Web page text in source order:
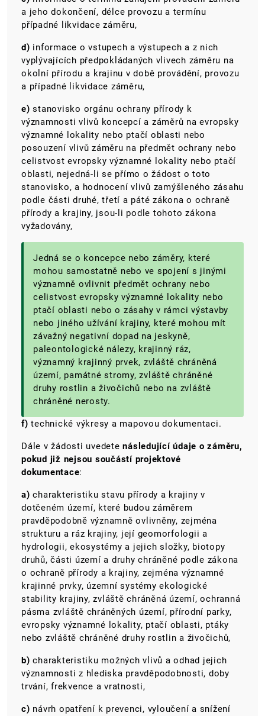
a jeho dokončení, délce provozu a termínu
případné likvidace záměru,
d) informace o vstupech a výstupech a z nich
vyplývajících předpokládaných vlivech záměru na
okolní přírodu a krajinu v době provádění, provozu
a případné likvidace záměru,
e) stanovisko orgánu ochrany přírody k
významnosti vlivů koncepcí a záměrů na evropsky
významné lokality nebo ptačí oblasti nebo
posouzení vlivů záměru na předmět ochrany nebo
celistvost evropsky významné lokality nebo ptačí
oblasti, nejedná-li se přímo o žádost o toto
stanovisko, a hodnocení vlivů zamýšleného zásahu
podle části druhé, třetí a páté zákona o ochraně
přírody a krajiny, jsou-li podle tohoto zákona
vyžadovány,
Jedná se o koncepce nebo záměry, které
mohou samostatně nebo ve spojení s jinými
významně ovlivnit předmět ochrany nebo
celistvost evropsky významné lokality nebo
ptačí oblasti nebo o zásahy v rámci výstavby
nebo jiného užívání krajiny, které mohou mít
závažný negativní dopad na jeskyně,
paleontologické nálezy, krajinný ráz,
významný krajinný prvek, zvláště chráněná
území, památné stromy, zvláště chráněné
druhy rostlin a živočichů nebo na zvláště
chráněné nerosty.
f) technické výkresy a mapovou dokumentaci.
Dále v žádosti uvedetenásledující údaje o záměru,
pokud již nejsou součástí projektové
dokumentace:
a) charakteristiku stavu přírody a krajiny v
dotčeném území, které budou záměrem
pravděpodobně významně ovlivněny, zejména
strukturu a ráz krajiny, její geomorfologii a
hydrologii, ekosystémy a jejich složky, biotopy
druhů, části území a druhy chráněné podle zákona
o ochraně přírody a krajiny, zejména významné
krajinné prvky, územní systémy ekologické
stability krajiny, zvláště chráněná území, ochranná
pásma zvláště chráněných území, přírodní parky,
evropsky významné lokality, ptačí oblasti, ptáky
nebo zvláště chráněné druhy rostlin a živočichů,
b) charakteristiku možných vlivů a odhad jejich
významnosti z hlediska pravděpodobnosti, doby
trvání, frekvence a vratnosti,
c) návrh opatření k prevenci, vyloučení a snížení